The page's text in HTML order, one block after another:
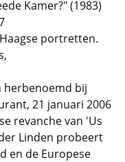
Kamer?" (1983)
portretten.
herbenoemd bij
21 januari 2006
revanche van 'Us
Linden probeert
en de Europese